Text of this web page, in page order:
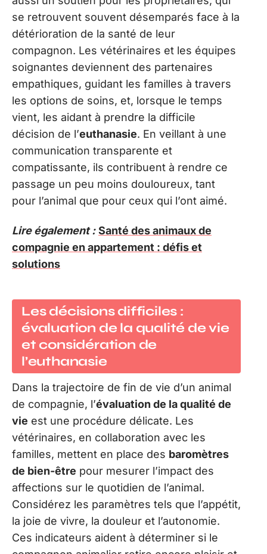
se retrouvent souvent désemparés face à la
détérioration de la santé de leur
compagnon. Les vétérinaires et les équipes
soignantes deviennent des partenaires
empathiques, guidant les familles à travers
les options de soins, et, lorsque le temps
vient, les aidant à prendre la difficile
décision de l’euthanasie. En veillant à une
communication transparente et
compatissante, ils contribuent à rendre ce
passage un peu moins douloureux, tant
pour l’animal que pour ceux qui l’ont aimé.
Lire également : Santé des animaux de
compagnie en appartement : défis et
solutions
Les décisions difficiles :
évaluation de la qualité de vie
et considération de
l’euthanasie
Dans la trajectoire de fin de vie d’un animal
de compagnie, l’évaluation de la qualité de
vie est une procédure délicate. Les
vétérinaires, en collaboration avec les
familles, mettent en place des baromètres
de bien-être pour mesurer l’impact des
affections sur le quotidien de l’animal.
Considérez les paramètres tels que l’appétit,
la joie de vivre, la douleur et l’autonomie.
Ces indicateurs aident à déterminer si le